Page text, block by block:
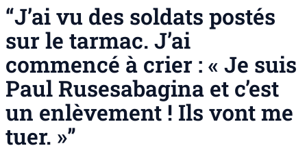
“J’ai vu des soldats postés
sur le tarmac. J’ai
commencé à crier : « Je suis
Paul Rusesabagina et c’est
un enlèvement ! Ils vont me
tuer. »”